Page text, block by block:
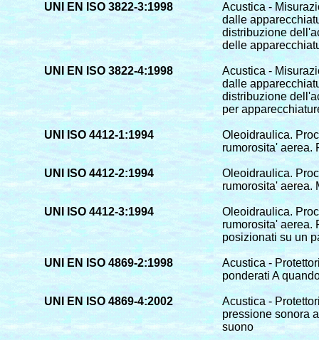
UNI EN ISO 3822-3:1998
Acustica -
dalle
distribuzione
delle
UNI EN ISO 3822-4:1998
Acustica -
dalle
distribuzione
per
UNI ISO 4412-1:1994
Oleoidraulica.
rumorosita' aerea.
UNI ISO 4412-2:1994
Oleoidraulica.
rumorosita' aerea.
UNI ISO 4412-3:1994
Oleoidraulica.
rumorosita' aerea.
posizionati su un
UNI EN ISO 4869-2:1998
Acustica -
ponderati A
UNI EN ISO 4869-4:2002
Acustica -
pressione sonora
suono